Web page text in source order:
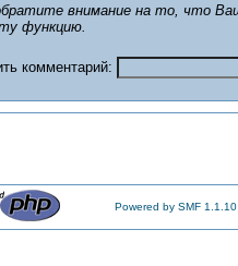
внимание на то, что
функцию.
комментарий:
Powered by SMF 1.1.10